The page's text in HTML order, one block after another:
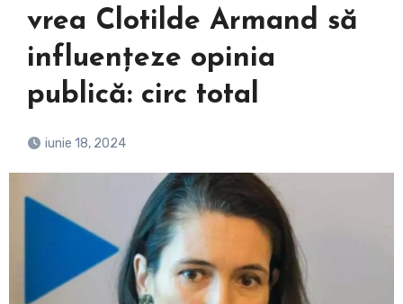
vrea Clotilde Armand să
influențeze opinia
publică: circ total
iunie 18, 2024